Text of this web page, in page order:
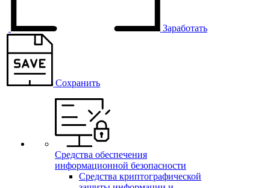
Заработать
Сохранить
Средства обеспечения
информационной безопасности
Средства криптографической